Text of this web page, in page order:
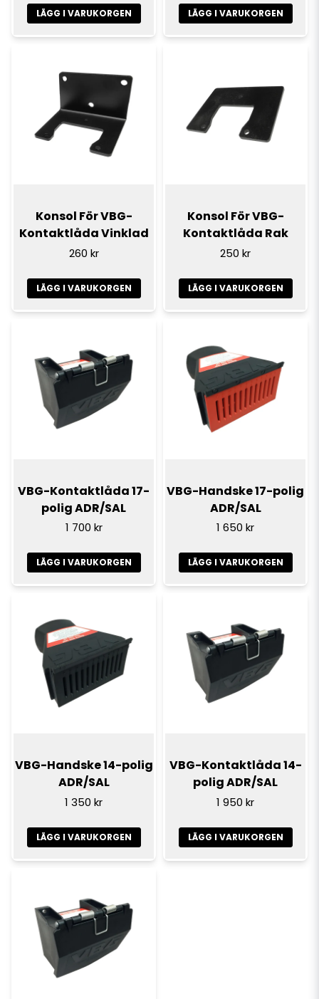
LÄGG I VARUKORGEN LÄGG I VARUKORGEN
Konsol För VBG-
Kontaktlåda Vinklad
260 kr
LÄGG I VARUKORGEN
Konsol För VBG-
Kontaktlåda Rak
250 kr
LÄGG I VARUKORGEN
VBG-Kontaktlåda 17-
polig ADR/SAL
1 700 kr
LÄGG I VARUKORGEN
VBG-Handske 17-polig
ADR/SAL
1 650 kr
LÄGG I VARUKORGEN
VBG-Handske 14-polig
ADR/SAL
1 350 kr
LÄGG I VARUKORGEN
VBG-Kontaktlåda 14-
polig ADR/SAL
1 950 kr
LÄGG I VARUKORGEN